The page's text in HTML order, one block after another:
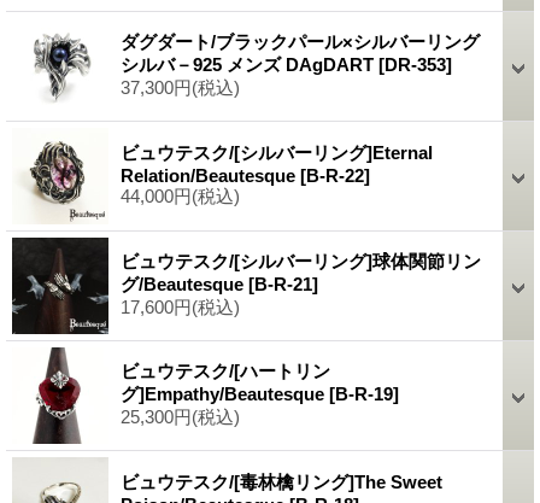
ダグダート/ブラックパール×シルバーリング
シルバ－925 メンズ DAgDART [DR-353]
37,300円(税込)
ビュウテスク/[シルバーリング]Eternal
Relation/Beautesque [B-R-22]
44,000円(税込)
ビュウテスク/[シルバーリング]球体関節リン
グ/Beautesque [B-R-21]
17,600円(税込)
ビュウテスク/[ハートリン
グ]Empathy/Beautesque [B-R-19]
25,300円(税込)
ビュウテスク/[毒林檎リング]The Sweet